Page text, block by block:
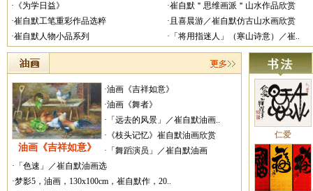
·《为学日益》
·崔自默工笔重彩作品选粹
·崔自默人物小品系列
·崔自默＂思维画派＂山水作品欣赏
·且喜晨游／崔自默仿古山水画欣赏
·「将用指迷人」（寒山诗意）／崔..
油画《吉祥如意》
·油画《吉祥如意》
·油画《舞者》
·「远去的风景」／崔自默油画..
·《枝头记忆》崔自默油画欣赏
·「舞蹈演员」／崔自默油画
·「色速」／崔自默油画选
·梦影5，油画，130x100cm，崔自默作，20..
仁爱